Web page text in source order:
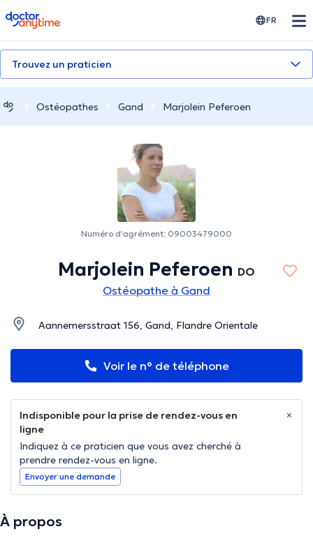
doctoranytime FR
Trouvez un praticien
Ostéopathes Gand Marjolein Peferoen
Numéro d'agrément: 09003479000
Marjolein Peferoen DO
Ostéopathe à Gand
Aannemersstraat 156, Gand, Flandre Orientale
Voir le n° de téléphone
Indisponible pour la prise de rendez-vous en
ligne
Indiquez à ce praticien que vous avez cherché à
prendre rendez-vous en ligne.
Envoyer une demande
À propos